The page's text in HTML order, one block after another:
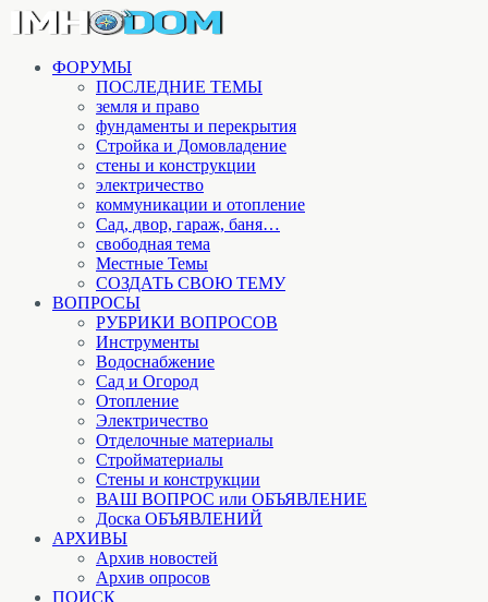
ФОРУМЫ
ПОСЛЕДНИЕ ТЕМЫ
земля и право
фундаменты и перекрытия
Стройка и Домовладение
стены и конструкции
электричество
коммуникации и отопление
Cад, двор, гараж, баня…
свободная тема
Местные Темы
СОЗДАТЬ СВОЮ ТЕМУ
ВОПРОСЫ
РУБРИКИ ВОПРОСОВ
Инструменты
Водоснабжение
Сад и Огород
Отопление
Электричество
Отделочные материалы
Стройматериалы
Стены и конструкции
ВАШ ВОПРОС или ОБЪЯВЛЕНИЕ
Доска ОБЪЯВЛЕНИЙ
АРХИВЫ
Архив новостей
Архив опросов
ПОИСК